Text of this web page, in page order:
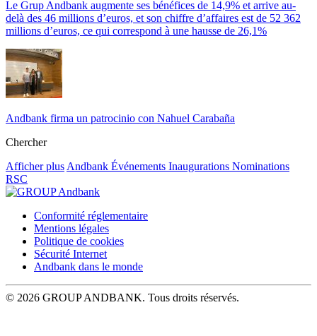
Le Grup Andbank augmente ses bénéfices de 14,9% et arrive au-
delà des 46 millions d’euros, et son chiffre d’affaires est de 52 362
millions d’euros, ce qui correspond à une hausse de 26,1%
Andbank firma un patrocinio con Nahuel Carabaña
Chercher
Afficher plus Andbank Événements Inaugurations Nominations
RSC
Conformité réglementaire
Mentions légales
Politique de cookies
Sécurité Internet
Andbank dans le monde
© 2026 GROUP ANDBANK. Tous droits réservés.